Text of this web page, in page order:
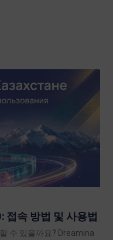
속 방법 및 사용법
수 있을까요? Dreamina